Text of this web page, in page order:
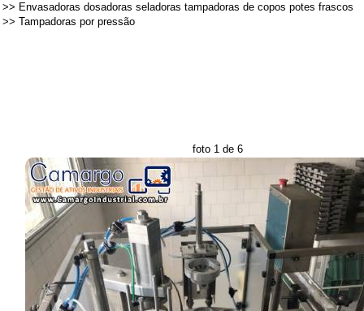
>> Envasadoras dosadoras seladoras tampadoras de copos potes frascos
>> Tampadoras por pressão
foto 1 de 6